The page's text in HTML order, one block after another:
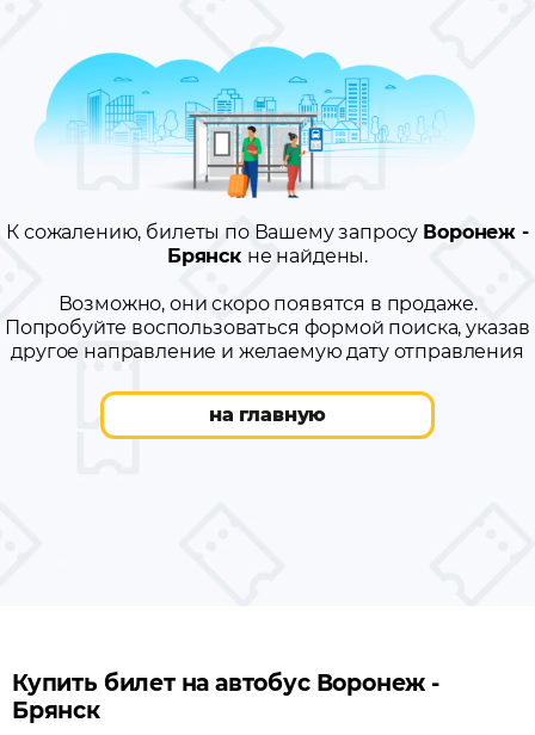
К сожалению, билеты по Вашему запросу Воронеж -
Брянск не найдены.
Возможно, они скоро появятся в продаже.
Попробуйте воспользоваться формой поиска, указав
другое направление и желаемую дату отправления
на главную
Купить билет на автобус Воронеж -
Брянск